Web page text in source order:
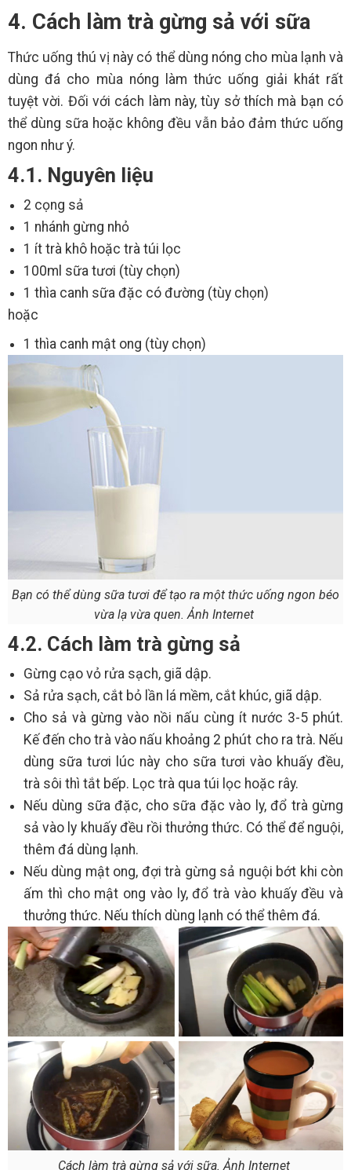
4. Cách làm trà gừng sả với sữa
Thức uống thú vị này có thể dùng nóng cho mùa lạnh và
dùng đá cho mùa nóng làm thức uống giải khát rất
tuyệt vời. Đối với cách làm này, tùy sở thích mà bạn có
thể dùng sữa hoặc không đều vẫn bảo đảm thức uống
ngon như ý.
4.1. Nguyên liệu
2 cọng sả
1 nhánh gừng nhỏ
1 ít trà khô hoặc trà túi lọc
100ml sữa tươi (tùy chọn)
1 thìa canh sữa đặc có đường (tùy chọn)
hoặc
1 thìa canh mật ong (tùy chọn)
Bạn có thể dùng sữa tươi để tạo ra một thức uống ngon béo
vừa lạ vừa quen. Ảnh Internet
4.2. Cách làm trà gừng sả
Gừng cạo vỏ rửa sạch, giã dập.
Sả rửa sạch, cắt bỏ lần lá mềm, cắt khúc, giã dập.
Cho sả và gừng vào nồi nấu cùng ít nước 3-5 phút.
Kế đến cho trà vào nấu khoảng 2 phút cho ra trà. Nếu
dùng sữa tươi lúc này cho sữa tươi vào khuấy đều,
trà sôi thì tắt bếp. Lọc trà qua túi lọc hoặc rây.
Nếu dùng sữa đặc, cho sữa đặc vào ly, đổ trà gừng
sả vào ly khuấy đều rồi thưởng thức. Có thể để nguội,
thêm đá dùng lạnh.
Nếu dùng mật ong, đợi trà gừng sả nguội bớt khi còn
ấm thì cho mật ong vào ly, đổ trà vào khuấy đều và
thưởng thức. Nếu thích dùng lạnh có thể thêm đá.
Cách làm trà gừng sả với sữa. Ảnh Internet